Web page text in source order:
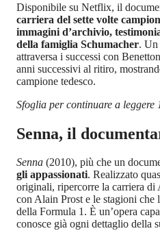
Disponibile su Netflix, il
carriera del sette volte
immagini d’archivio,
della famiglia Schumacher. Un
attraversa i successi con
anni successivi al ritiro,
campione tedesco.
Sfoglia per continuare a leggere
Senna, il
Senna (2010), più che un
gli appassionati. Realizzato
originali, ripercorre la carriera di
con Alain Prost e le stagioni che
della Formula 1. È un’opera
conosce già ogni dettaglio della